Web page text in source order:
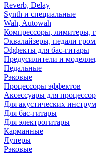
Reverb, Delay
Synth и специальные
Wah, Autowah
Компрессоры, лимитеры,
Эквалайзеры, педали
Эффекты для бас-гитары
Предусилители и
Педальные
Рэковые
Процессоры эффектов
Аксессуары для
Для акустических
Для бас-гитары
Для электрогитары
Карманные
Луперы
Рэковые